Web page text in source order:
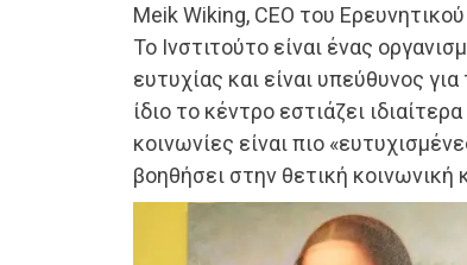
Meik Wiking, CEO του
Το Ινστιτούτο είναι ένας
ευτυχίας και είναι υπεύθυνος
ίδιο το κέντρο εστιάζει
κοινωνίες είναι πιο
βοηθήσει στην θετική κοινωνική